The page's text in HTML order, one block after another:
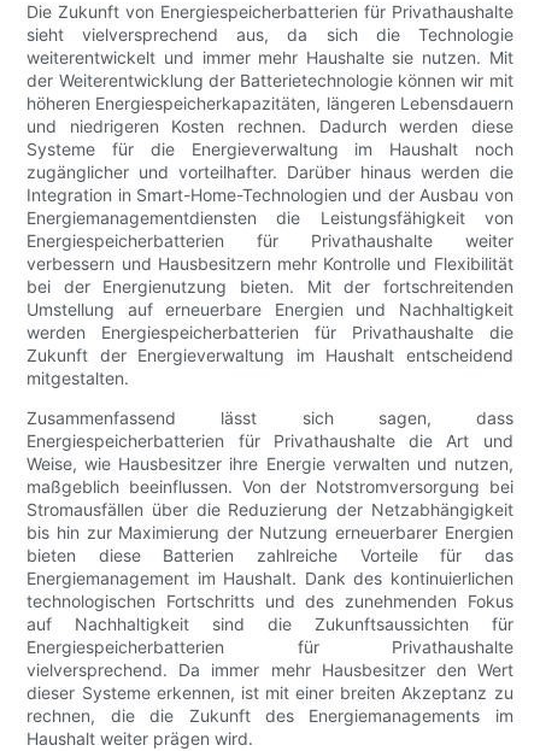
Die Zukunft von Energiespeicherbatterien für Privathaushalte
sieht vielversprechend aus, da sich die Technologie
weiterentwickelt und immer mehr Haushalte sie nutzen. Mit
der Weiterentwicklung der Batterietechnologie können wir mit
höheren Energiespeicherkapazitäten, längeren Lebensdauern
und niedrigeren Kosten rechnen. Dadurch werden diese
Systeme für die Energieverwaltung im Haushalt noch
zugänglicher und vorteilhafter. Darüber hinaus werden die
Integration in Smart-Home-Technologien und der Ausbau von
Energiemanagementdiensten die Leistungsfähigkeit von
Energiespeicherbatterien für Privathaushalte weiter
verbessern und Hausbesitzern mehr Kontrolle und Flexibilität
bei der Energienutzung bieten. Mit der fortschreitenden
Umstellung auf erneuerbare Energien und Nachhaltigkeit
werden Energiespeicherbatterien für Privathaushalte die
Zukunft der Energieverwaltung im Haushalt entscheidend
mitgestalten.
Zusammenfassend lässt sich sagen, dass
Energiespeicherbatterien für Privathaushalte die Art und
Weise, wie Hausbesitzer ihre Energie verwalten und nutzen,
maßgeblich beeinflussen. Von der Notstromversorgung bei
Stromausfällen über die Reduzierung der Netzabhängigkeit
bis hin zur Maximierung der Nutzung erneuerbarer Energien
bieten diese Batterien zahlreiche Vorteile für das
Energiemanagement im Haushalt. Dank des kontinuierlichen
technologischen Fortschritts und des zunehmenden Fokus
auf Nachhaltigkeit sind die Zukunftsaussichten für
Energiespeicherbatterien für Privathaushalte
vielversprechend. Da immer mehr Hausbesitzer den Wert
dieser Systeme erkennen, ist mit einer breiten Akzeptanz zu
rechnen, die die Zukunft des Energiemanagements im
Haushalt weiter prägen wird.